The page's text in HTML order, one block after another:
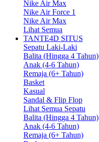
Nike Air Max
Nike Air Force 1
Nike Air Max
Lihat Semua
TANTE4D SITUS
Sepatu Laki-Laki
Balita (Hingga 4 Tahun)
Anak (4-6 Tahun)
Remaja (6+ Tahun)
Basket
Kasual
Sandal & Flip Flop
Lihat Semua Sepatu
Balita (Hingga 4 Tahun)
Anak (4-6 Tahun)
Remaja (6+ Tahun)